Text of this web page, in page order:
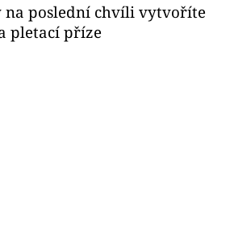
na poslední chvíli vytvoříte
pletací příze